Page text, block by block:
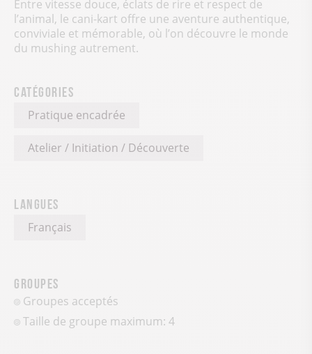
Entre vitesse douce, éclats de rire et respect de
l’animal, le cani-kart offre une aventure authentique,
conviviale et mémorable, où l’on découvre le monde
du mushing autrement.
Catégories
Pratique encadrée
Atelier / Initiation / Découverte
Langues
Français
Groupes
Groupes acceptés
Taille de groupe maximum: 4